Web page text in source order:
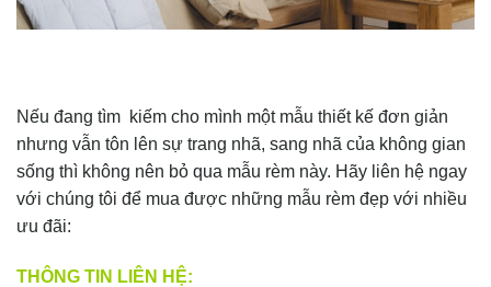
Nếu đang tìm kiếm cho mình một mẫu thiết kế đơn giản
nhưng vẫn tôn lên sự trang nhã, sang nhã của không gian
sống thì không nên bỏ qua mẫu rèm này. Hãy liên hệ ngay
với chúng tôi để mua được những mẫu rèm đẹp với nhiều
ưu đãi:
THÔNG TIN LIÊN HỆ: